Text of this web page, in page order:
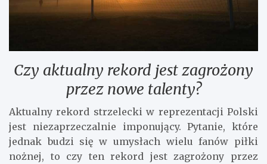
Czy aktualny rekord jest zagrożony
przez nowe talenty?
Aktualny rekord strzelecki w reprezentacji Polski
jest niezaprzeczalnie imponujący. Pytanie, które
jednak budzi się w umysłach wielu fanów piłki
nożnej, to czy ten rekord jest zagrożony przez